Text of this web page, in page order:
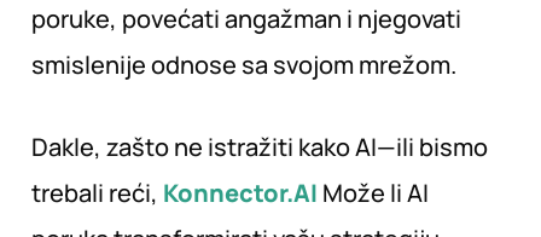
poruke, povećati angažman i njegovati
smislenije odnose sa svojom mrežom.
Dakle, zašto ne istražiti kako AI—ili bismo
trebali reći, Konnector.AI Može li AI